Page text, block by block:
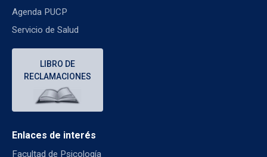
Agenda PUCP
Servicio de Salud
LIBRO DE
RECLAMACIONES
Enlaces de interés
Facultad de Psicología